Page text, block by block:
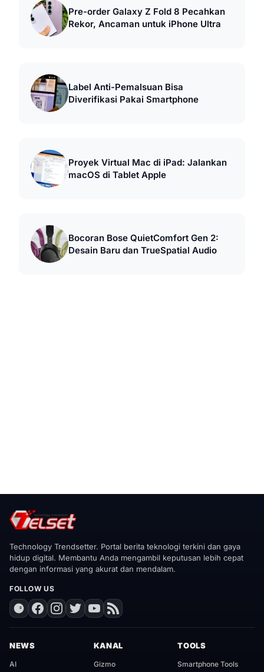
Pre-order Galaxy Z Fold 8 Pecahkan
Rekor, Ancaman untuk iPhone Ultra
Label Anti-Pemalsuan Bisa
Diverifikasi Pakai Smartphone
Proyek Virtual Mac di iPad: Jalankan
macOS di Tablet Apple
Bocoran Bose QuietComfort Gen 2:
Desain Baru dan TrueSpatial Audio
Technology Trendsetter. Portal berita teknologi terkini dan gaya
hidup digital. Membantu Anda mengambil keputusan lebih cepat
dengan informasi yang akurat dan mendalam.
FOLLOW US
NEWS
AI
KANAL
Gizmo
TOOLS
Smartphone Tools